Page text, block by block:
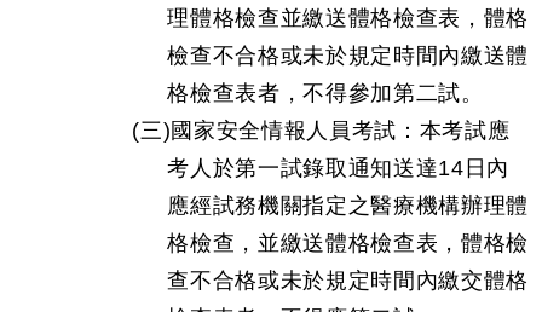
理體格檢查並繳送體格檢查表，體格
檢查不合格或未於規定時間內繳送體
格檢查表者，不得參加第二試。
(三)國家安全情報人員考試：本考試應
考人於第一試錄取通知送達14日內
應經試務機關指定之醫療機構辦理體
格檢查，並繳送體格檢查表，體格檢
查不合格或未於規定時間內繳交體格